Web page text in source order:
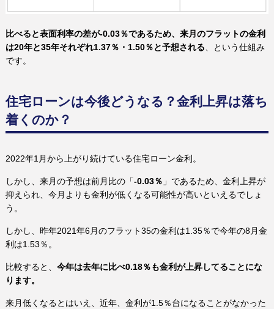
比べると表面利率の差が-0.03％であるため、来月のフラットの金利
は20年と35年それぞれ1.37％・1.50％と予想される、という仕組み
です。
住宅ローンは今後どうなる？金利上昇は落ち
着くのか？
2022年1月から上がり続けている住宅ローン金利。
しかし、来月の予想は前月比の「-0.03％ 」であるため、金利上昇が
抑えられ、今月よりも金利が低くなる可能性が高いといえるでしょ
う。
しかし、昨年2021年6月のフラット35の金利は1.35％で今年の8月金
利は1.53％。
比較すると、 今年は去年に比べ0.18％も金利が上昇してることにな
ります。
来月低くなるとはいえ、近年、金利が1.5％台になることがなかった